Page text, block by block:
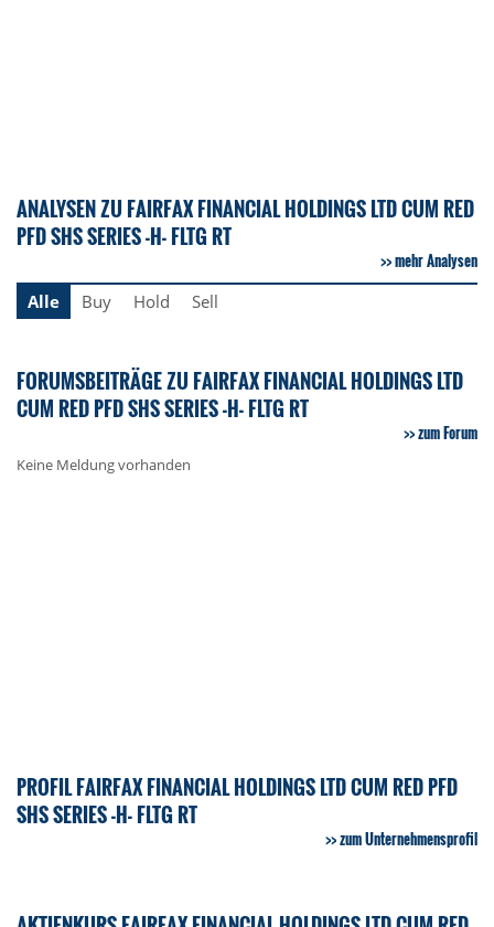
ANALYSEN ZU FAIRFAX FINANCIAL HOLDINGS LTD CUM RED
PFD SHS SERIES -H- FLTG RT
mehr Analysen
Alle
Buy Hold Sell
FORUMSBEITRÄGE ZU FAIRFAX FINANCIAL HOLDINGS LTD
CUM RED PFD SHS SERIES -H- FLTG RT
zum Forum
Keine Meldung vorhanden
PROFIL FAIRFAX FINANCIAL HOLDINGS LTD CUM RED PFD
SHS SERIES -H- FLTG RT
zum Unternehmensprofil